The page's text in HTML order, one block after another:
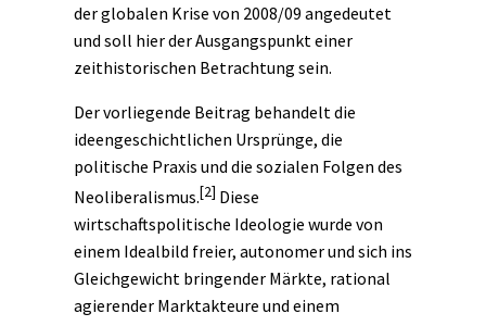
der globalen Krise von 2008/09 angedeutet
und soll hier der Ausgangspunkt einer
zeithistorischen Betrachtung sein.
Der vorliegende Beitrag behandelt die
ideengeschichtlichen Ursprünge, die
politische Praxis und die sozialen Folgen des
Neoliberalismus.[2] Diese
wirtschaftspolitische Ideologie wurde von
einem Idealbild freier, autonomer und sich ins
Gleichgewicht bringender Märkte, rational
agierender Marktakteure und einem